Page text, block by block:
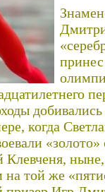
когда
на той же